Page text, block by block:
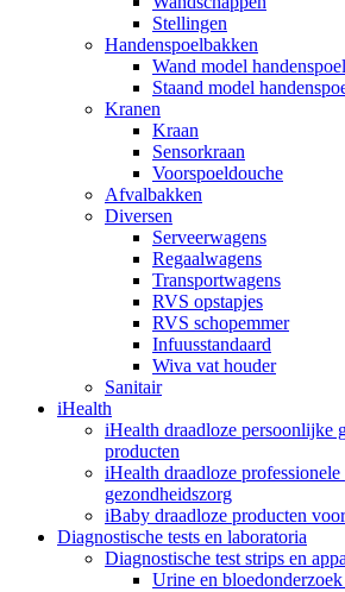
Stellingen
Handenspoelbakken
Wand model
Staand model
Kranen
Kraan
Sensorkraan
Voorspoeldouche
Afvalbakken
Diversen
Serveerwagens
Regaalwagens
Transportwagens
RVS opstapjes
RVS schopemmer
Infuusstandaard
Wiva vat houder
Sanitair
iHealth
iHealth draadloze persoonlijke
producten
iHealth draadloze
gezondheidszorg
iBaby draadloze producten
Diagnostische tests en laboratoria
Diagnostische test strips en
Urine en bloedonderzoek